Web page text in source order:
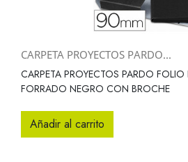
CARPETA PROYECTOS PARDO...
CARPETA PROYECTOS PARDO
FORRADO NEGRO CON BROCHE
Añadir al carrito